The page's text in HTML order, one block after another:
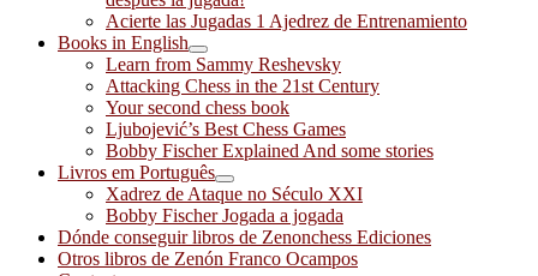
Acierte las Jugadas 1 Ajedrez de Entrenamiento
Books in English
Learn from Sammy Reshevsky
Attacking Chess in the 21st Century
Your second chess book
Ljubojević’s Best Chess Games
Bobby Fischer Explained And some stories
Livros em Português
Xadrez de Ataque no Século XXI
Bobby Fischer Jogada a jogada
Dónde conseguir libros de Zenonchess Ediciones
Otros libros de Zenón Franco Ocampos